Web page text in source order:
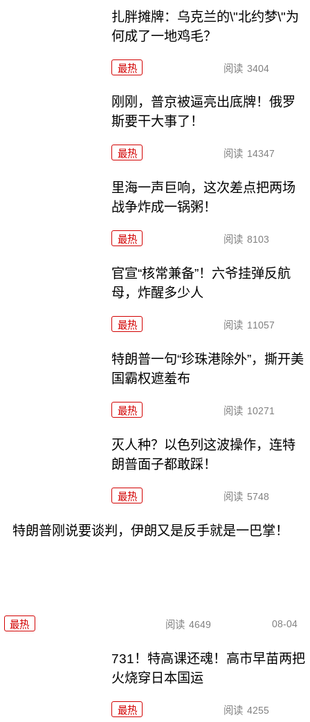
扎胖摊牌：乌克兰的\"北约梦\"为
何成了一地鸡毛？
最热 阅读 3404
刚刚，普京被逼亮出底牌！俄罗
斯要干大事了！
最热 阅读 14347
里海一声巨响，这次差点把两场
战争炸成一锅粥！
最热 阅读 8103
官宣“核常兼备”！六爷挂弹反航
母，炸醒多少人
最热 阅读 11057
特朗普一句“珍珠港除外”，撕开美
国霸权遮羞布
最热 阅读 10271
灭人种？以色列这波操作，连特
朗普面子都敢踩！
最热 阅读 5748
特朗普刚说要谈判，伊朗又是反手就是一巴掌！
最热 阅读 4649 08-04
731！特高课还魂！高市早苗两把
火烧穿日本国运
最热 阅读 4255